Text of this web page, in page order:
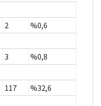
2 %0,6
3 %0,8
117 %32,6